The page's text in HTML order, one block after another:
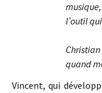
l’outil
Christian
quand
Vincent, qui